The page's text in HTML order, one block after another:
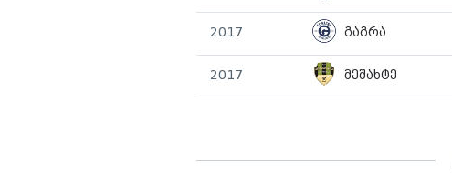
2017 გაგრა
2017 მეშახტე